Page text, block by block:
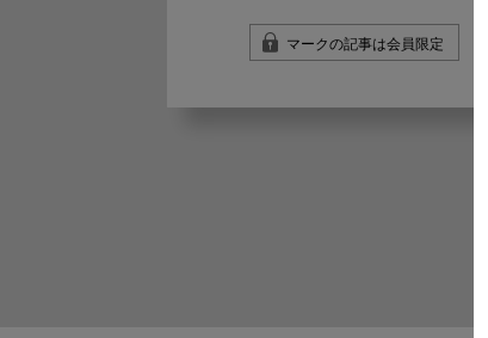
マークの記事は会員限定